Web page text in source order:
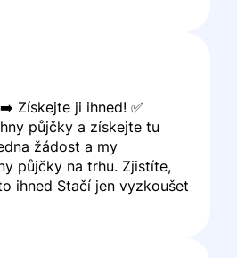
Získejte ji ihned! ✅
půjčky a získejte tu
žádost a my
půjčky na trhu. Zjistíte,
ihned Stačí jen vyzkoušet